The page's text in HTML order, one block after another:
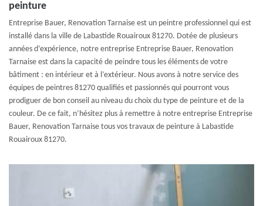
peinture
Entreprise Bauer, Renovation Tarnaise est un peintre professionnel qui est
installé dans la ville de Labastide Rouairoux 81270. Dotée de plusieurs
années d’expérience, notre entreprise Entreprise Bauer, Renovation
Tarnaise est dans la capacité de peindre tous les éléments de votre
bâtiment : en intérieur et à l’extérieur. Nous avons à notre service des
équipes de peintres 81270 qualifiés et passionnés qui pourront vous
prodiguer de bon conseil au niveau du choix du type de peinture et de la
couleur. De ce fait, n’hésitez plus à remettre à notre entreprise Entreprise
Bauer, Renovation Tarnaise tous vos travaux de peinture à Labastide
Rouairoux 81270.